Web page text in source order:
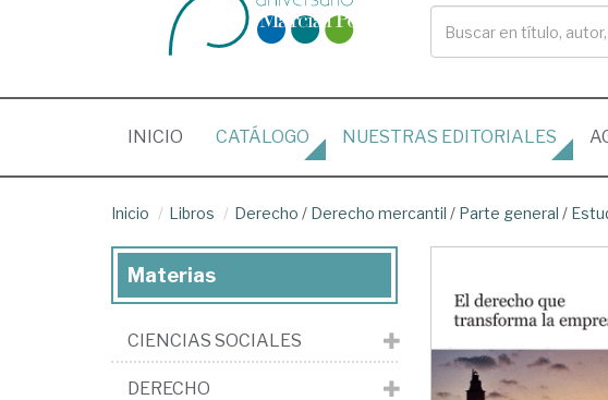
INICIO (CURRENT)
CATÁLOGO NUESTRAS EDITORIALES
Inicio Libros Derecho / Derecho mercantil / Parte general /
Materias
CIENCIAS SOCIALES
DERECHO